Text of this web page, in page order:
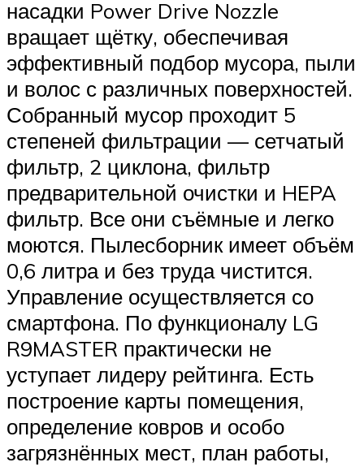
насадки Power Drive Nozzle
вращает щётку, обеспечивая
эффективный подбор мусора, пыли
и волос с различных поверхностей.
Собранный мусор проходит 5
степеней фильтрации — сетчатый
фильтр, 2 циклона, фильтр
предварительной очистки и HEPA
фильтр. Все они съёмные и легко
моются. Пылесборник имеет объём
0,6 литра и без труда чистится.
Управление осуществляется со
смартфона. По функционалу LG
R9MASTER практически не
уступает лидеру рейтинга. Есть
построение карты помещения,
определение ковров и особо
загрязнённых мест, план работы,